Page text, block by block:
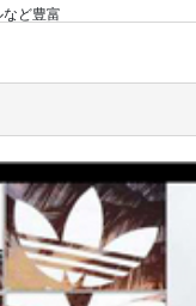
ど豊富